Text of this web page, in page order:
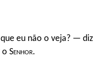
eu não o veja? —
Senhor.